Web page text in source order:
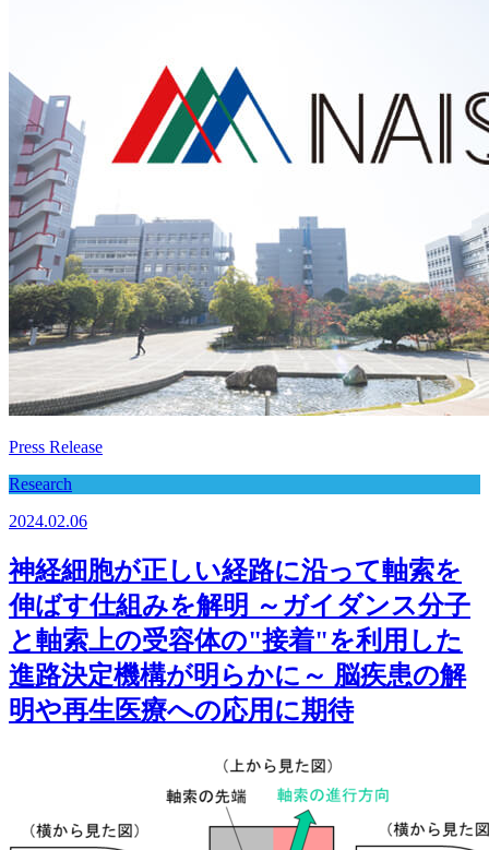
Press Release
Research
2024.02.06
神経細胞が正しい経路に沿って軸索を
伸ばす仕組みを解明 ～ガイダンス分子
と軸索上の受容体の"接着"を利用した
進路決定機構が明らかに～ 脳疾患の解
明や再生医療への応用に期待